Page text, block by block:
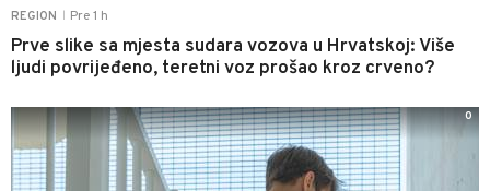
REGION Pre 1 h
Prve slike sa mjesta sudara vozova u Hrvatskoj: Više
ljudi povrijeđeno, teretni voz prošao kroz crveno?
0